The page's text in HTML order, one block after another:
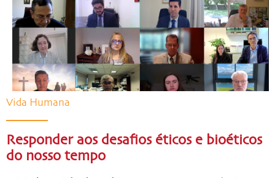
Vida Humana
Responder aos desafios éticos e bioéticos
do nosso tempo